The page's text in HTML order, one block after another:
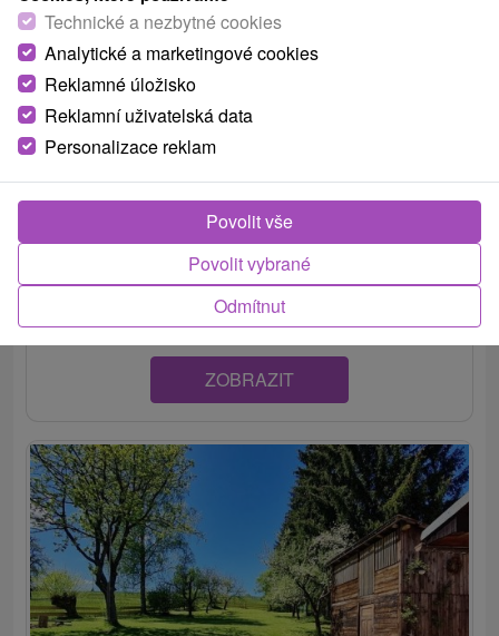
Ubytovňa v Hornej Lehote Horná Lehota
Ubytovanie v horehronskej obci Horná Lehota sídliace na
druhom poschodí obecnej základnej školy s pekným...
ZOBRAZIT
Technické a nezbytné cookies
Analytické a marketingové cookies
Reklamné úložisko
Reklamní uživatelská data
Personalizace reklam
Odmítnut
Povolit vybrané
Povolit vše